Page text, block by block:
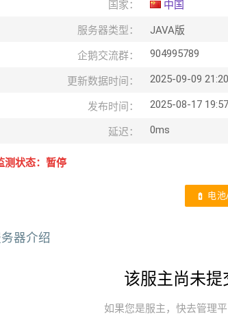
国家： 中国
服务器类型： JAVA版
企鹅交流群： 904995789
更新数据时间： 2025-09-09
发布时间： 2025-08-17
延迟： 0ms
测状态：暂停
battery_charging_full 电
器介绍
该服主尚未
如果您是服主，快去管理